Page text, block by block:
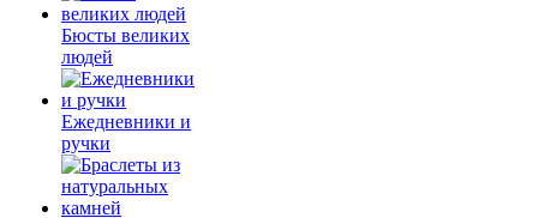
Бюсты великих
людей
Ежедневники и
ручки